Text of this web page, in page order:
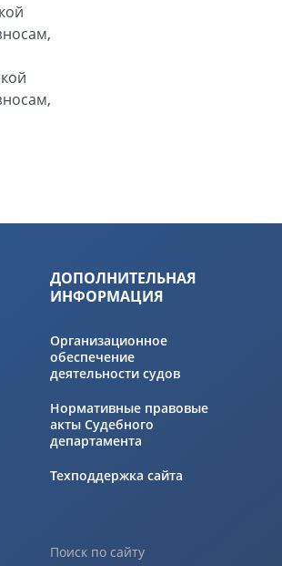
ДОПОЛНИТЕЛЬНАЯ
ИНФОРМАЦИЯ
Организационное
обеспечение
деятельности судов
Нормативные правовые
акты Судебного
департамента
Техподдержка сайта
Поиск по сайту